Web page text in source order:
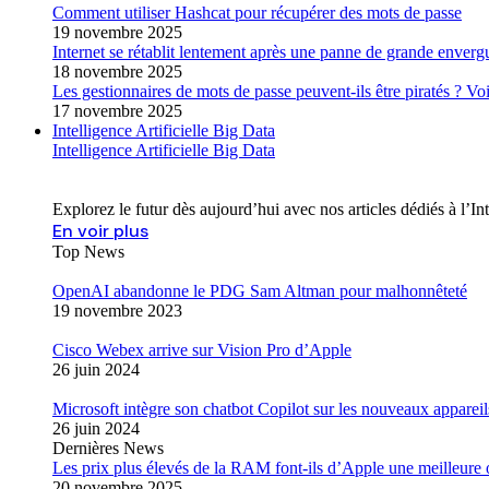
Comment utiliser Hashcat pour récupérer des mots de passe
19 novembre 2025
Internet se rétablit lentement après une panne de grande
18 novembre 2025
Les gestionnaires de mots de passe peuvent-ils être piratés ?
17 novembre 2025
Intelligence Artificielle Big Data
Intelligence Artificielle Big Data
Explorez le futur dès aujourd’hui avec nos articles dédiés à
En voir plus
Top News
OpenAI abandonne le PDG Sam Altman pour malhonnêteté
19 novembre 2023
Cisco Webex arrive sur Vision Pro d’Apple
26 juin 2024
Microsoft intègre son chatbot Copilot sur les nouveaux
26 juin 2024
Dernières News
Les prix plus élevés de la RAM font-ils d’Apple une